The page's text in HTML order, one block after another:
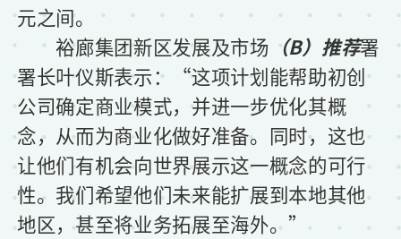
元之间。
裕廊集团新区发展及市场 （B）推荐署
署长叶仪斯表示：“这项计划能帮助初创
公司确定商业模式，并进一步优化其概
念，从而为商业化做好准备。同时，这也
让他们有机会向世界展示这一概念的可行
性。我们希望他们未来能扩展到本地其他
地区，甚至将业务拓展至海外。”